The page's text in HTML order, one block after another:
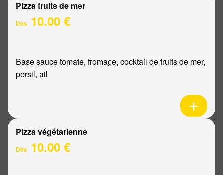
Pizza fruits de mer
Dès 10.00 €
Base sauce tomate, fromage, cocktail de fruits de mer,
persil, ail
Pizza végétarienne
Dès 10.00 €